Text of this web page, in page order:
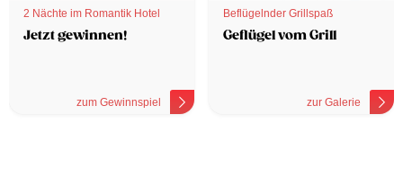
2 Nächte im Romantik Hotel
Jetzt gewinnen!
zum Gewinnspiel
Beflügelnder Grillspaß
Geflügel vom Grill
zur Galerie